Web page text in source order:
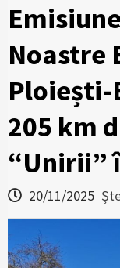
Noastre
Ploiești-
205 km
“Unirii”
20/11/2025